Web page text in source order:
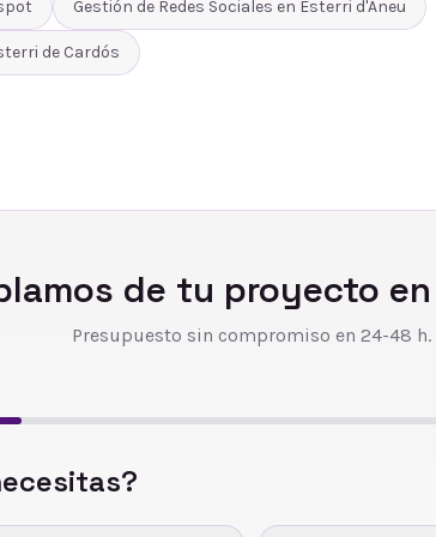
Gestión de Redes Sociales en Esterri d'Àneu
de Cardós
de tu proyecto en
Presupuesto sin compromiso en 24-48 h.